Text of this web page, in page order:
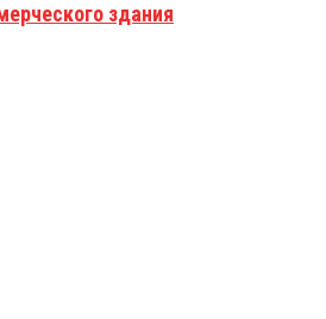
здания